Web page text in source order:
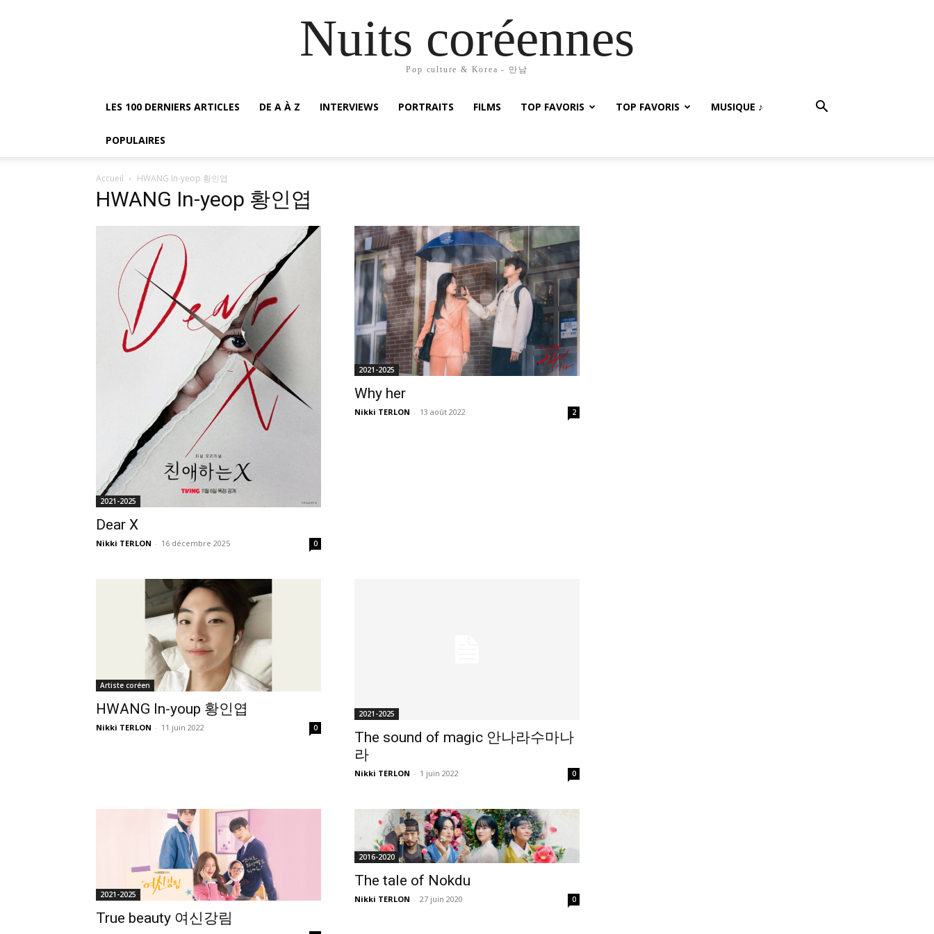
Nuits coréennes
Pop culture & Korea - 만남
LES 100 DERNIERS ARTICLES DE A À Z INTERVIEWS PORTRAITS FILMS TOP FAVORIS TOP FAVORIS MUSIQUE ♪
POPULAIRES
Accueil HWANG In-yeop 황인엽
HWANG In-yeop 황인엽
2021-2025
Dear X
Nikki TERLON - 16 décembre 2025 0
2021-2025
Why her
Nikki TERLON - 13 août 2022 2
Artiste coréen
HWANG In-youp 황인엽
Nikki TERLON - 11 juin 2022 0
2021-2025
The sound of magic 안나라수마나
라
Nikki TERLON - 1 juin 2022 0
2021-2025
True beauty 여신강림
2016-2020
The tale of Nokdu
Nikki TERLON - 27 juin 2020 0